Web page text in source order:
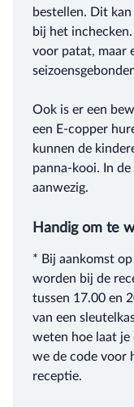
bestellen. Dit
bij het
voor patat, maar
Ook is er een
een E-copper
kunnen de
panna-kooi. In
aanwezig.
Handig om te
* Bij aankomst
worden bij de
tussen 17.00 en
van een
weten hoe laat je
we de code voor
receptie.